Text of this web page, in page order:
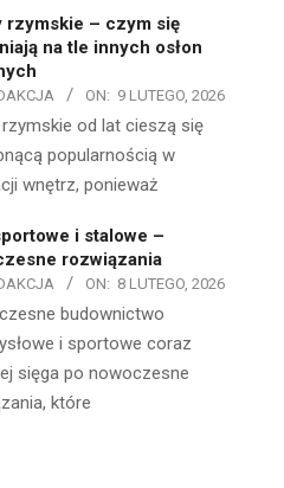
rzymskie – czym się
na tle innych osłon
ON: 9 LUTEGO, 2026
od lat cieszą się
popularnością w
wnętrz, ponieważ
i stalowe –
rozwiązania
ON: 8 LUTEGO, 2026
budownictwo
i sportowe coraz
sięga po nowoczesne
które